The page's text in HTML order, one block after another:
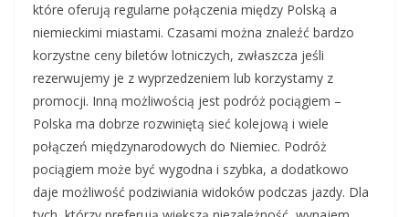
które oferują regularne połączenia między Polską a
niemieckimi miastami. Czasami można znaleźć bardzo
korzystne ceny biletów lotniczych, zwłaszcza jeśli
rezerwujemy je z wyprzedzeniem lub korzystamy z
promocji. Inną możliwością jest podróż pociągiem –
Polska ma dobrze rozwiniętą sieć kolejową i wiele
połączeń międzynarodowych do Niemiec. Podróż
pociągiem może być wygodna i szybka, a dodatkowo
daje możliwość podziwiania widoków podczas jazdy. Dla